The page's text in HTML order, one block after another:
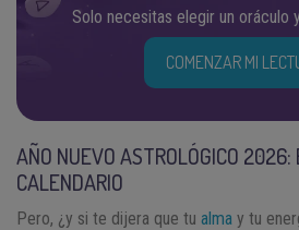
Solo necesitas elegir un oráculo
COMENZAR MI
AÑO NUEVO ASTROLÓGICO 2026:
CALENDARIO
Pero, ¿y si te dijera que tu alma y tu